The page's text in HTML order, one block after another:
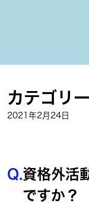
カテゴリー
2021年2月24日
Q.資格外活
ですか？